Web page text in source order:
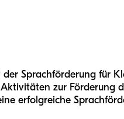
Sprachförderung für
zur Förderung
erfolgreiche